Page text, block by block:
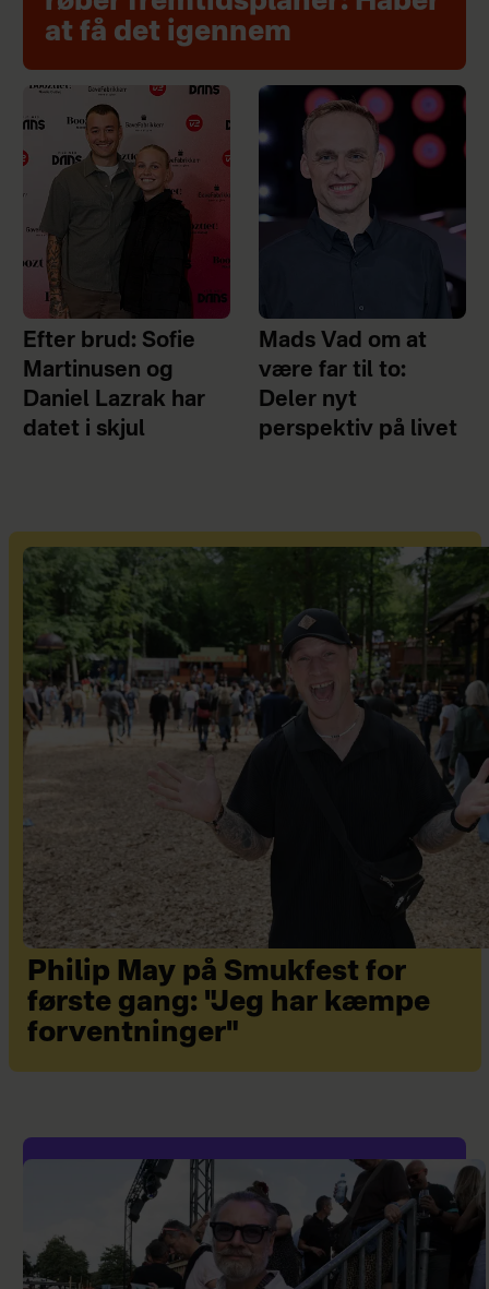
at få det igennem
Efter brud: Sofie
Martinusen og
Daniel Lazrak har
datet i skjul
Mads Vad om at
være far til to:
Deler nyt
perspektiv på livet
Philip May på Smukfest for
første gang: "Jeg har kæmpe
forventninger"